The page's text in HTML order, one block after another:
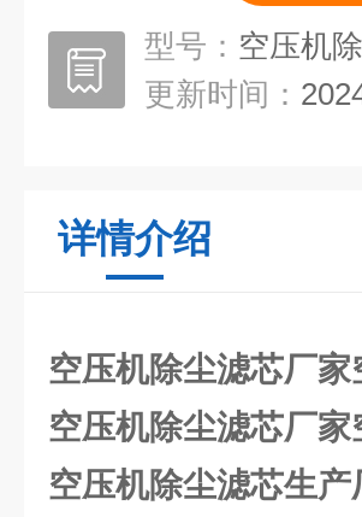
型号： 空压机
更新时间：
详情介绍
空压机除尘滤芯厂
空压机除尘滤芯厂
空压机除尘滤芯生产